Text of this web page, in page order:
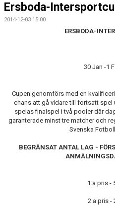
ERSBODA SK STYRELSE
HYRA/BOKA FOTBOLLSPLAN FÖR
Ersboda-
2014-12-03 15:00
ERSBODA-
30 Jan -1
Cupen genomförs med en
chans att gå vidare till fortsatt spel
spelas finalspel i två pooler där
garanterade minst tre matcher och
Svenska
BEGRÄNSAT ANTAL LAG -
1:a pris -
2:a pris -